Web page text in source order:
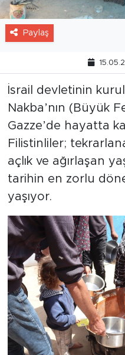
Paylaş
İsrail devletinin
Nakba’nın (Büyük
Gazze’de hayatta
Filistinliler;
açlık ve ağırlaşan
tarihin en zorlu
yaşıyor.